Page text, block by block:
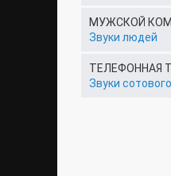
МУЖСКОЙ
Звуки людей
ТЕЛЕФОННАЯ
Звуки